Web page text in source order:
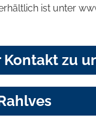
ist unter
Kontakt zu